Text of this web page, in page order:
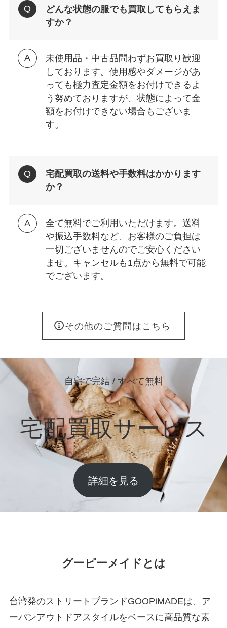
どんな状態の服でも買取してもらえま
すか？
未使用品・中古品問わずお買取り歓迎
しております。使用感やダメージがあ
っても極力査定金額をお付けできるよ
う努めておりますが、状態によって金
額をお付けできない場合もございま
す。
宅配買取の送料や手数料はかかります
か？
全て無料でご利用いただけます。送料
や振込手数料など、お客様のご負担は
一切ございませんのでご安心ください
ませ。キャンセルも1点から無料で可能
でございます。
その他のご質問はこちら
自宅で完結 / すべて無料
宅配買取サービス
詳細を見る
グーピーメイドとは
台湾発のストリートブランドGOOPiMADEは、ア
ーバンアウトドアスタイルをベースに高品質な素